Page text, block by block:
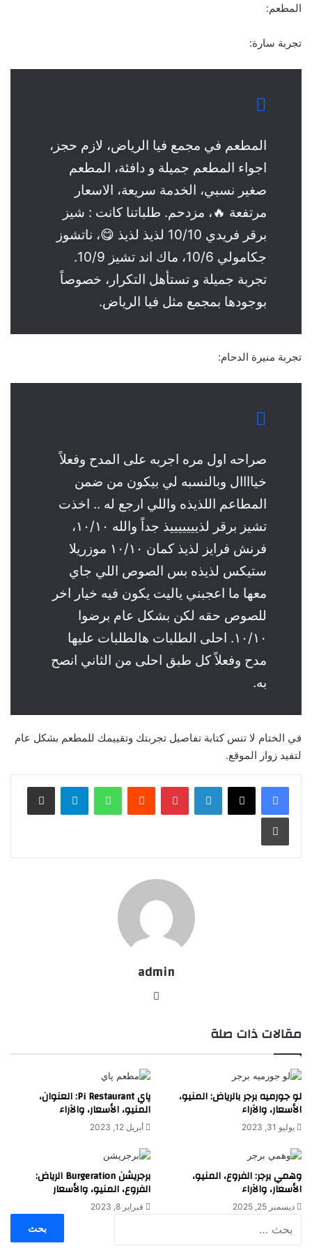
المطعم:
تجربة سارة:
المطعم في مجمع فيا الرياض، لازم حجز،
اجواء المطعم جميلة و دافئة، المطعم
صغير نسبي، الخدمة سريعة، الاسعار
مرتفعة 🔥، مزدحم. طلباتنا كانت : شيز
برقر فريدي 10/10 لذيذ لذيذ 😋، ناتشوز
جكامولي 10/6، ماك اند تشيز 10/9.
تجربة جميلة و تستأهل التكرار، خصوصاً
بوجودها بمجمع مثل فيا الرياض.
تجربة منيرة الدحام:
صراحه اول مره اجربه على المدح وفعلاً
خياااال وبالنسبه لي بيكون من ضمن
المطاعم اللذيذه واللي ارجع له .. اخذت
تشيز برقر لذيييييييذ جداً والله ١٠/١٠،
فرنش فرايز لذيذ كمان ١٠/١٠ موزريلا
ستيكس لذيذه بس الصوص اللي جاي
معها ما اعجبني ياليت يكون فيه خيار اخر
للصوص حقه لكن بشكل عام برضوا
١٠/١٠. احلى الطلبات هالطلبات عليها
مدح وفعلاً كل طبق احلى من الثاني انصح
به.
في الختام لا تنس كتابة تفاصيل تجربتك وتقييمك للمطعم بشكل عام
لتفيد زوار الموقع.
لينكدإن بينتيريست واتساب تيلقرام مشاركة عبر البريد
طباعة
admin
مقالات ذات صلة
لو جورميه برجر بالرياض: المنيو،
الأسعار، والآراء
يوليو 31, 2023
پاي Pi Restaurant: العنوان،
المنيو، الأسعار، والآراء
أبريل 12, 2023
وهمي برجر: الفروع، المنيو،
الأسعار، والآراء
ديسمبر 25, 2025
برجريشن Burgeration الرياض:
الفروع، المنيو، والأسعار
فبراير 8, 2023